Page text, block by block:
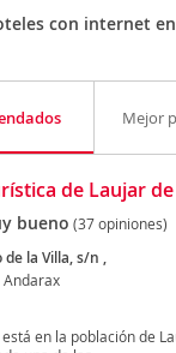
con internet
Mejor
de Laujar
bueno (37 opiniones)
la Villa, s/n ,
Andarax
en la población de